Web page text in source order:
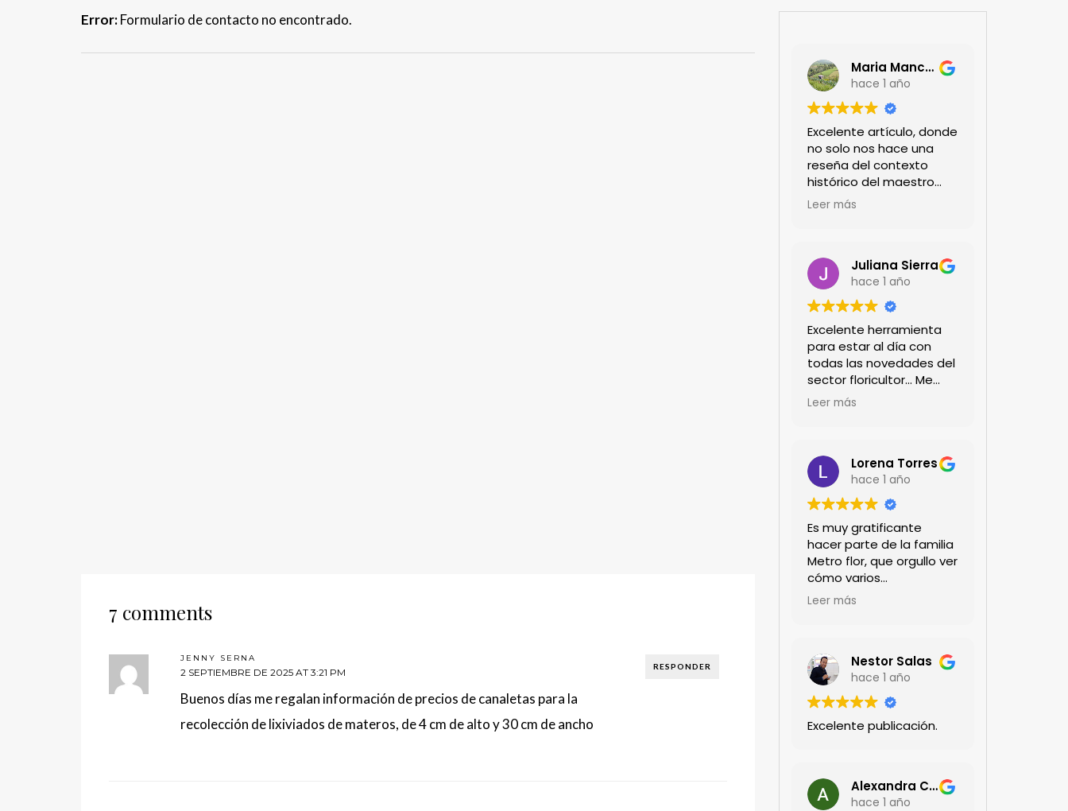
Error:Formulario de contacto no encontrado.
7 comments
RESPONDER
JENNY SERNA
2 SEPTIEMBRE DE 2025 AT 3:21 PM
Buenos días me regalan información de precios de canaletas para la
recolección de lixiviados de materos, de 4 cm de alto y 30 cm de ancho
Maria Mancera
hace 1 año
Excelente artículo, donde
no solo nos hace una
reseña del contexto
histórico del maestro
jardinero japonés si no
Felicitaciones!!
Leer más
Juliana Sierra
hace 1 año
Excelente herramienta
para estar al día con
todas las novedades del
sector floricultor... Me
encanta!!!
Leer más
Lorena Torres
hace 1 año
Es muy gratificante
hacer parte de la familia
Metro flor, que orgullo ver
cómo varios
profesionales hombres y
técnicas. Gracias por
mantenernos al día.mil
GRACIAS
Leer más
Nestor Salas
hace 1 año
Excelente publicación.
Alexandra Castillo
hace 1 año